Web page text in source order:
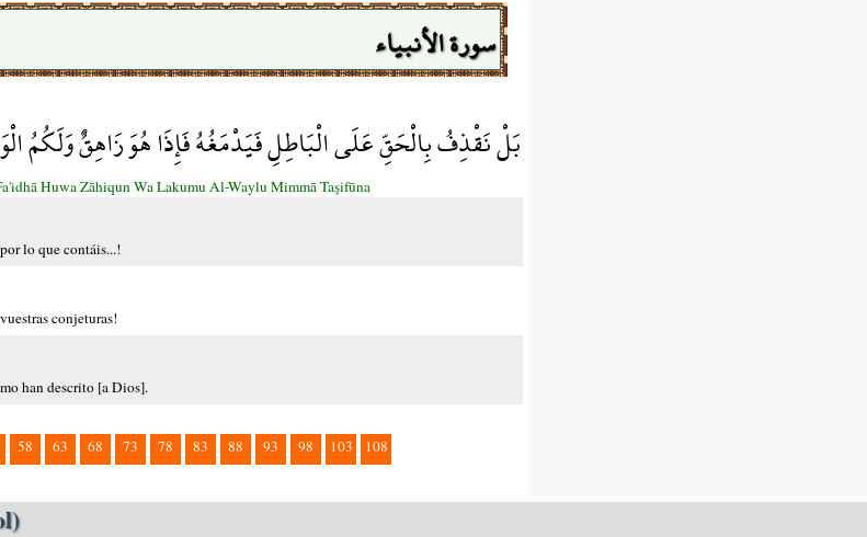
سورة الأنبياء
بَلْ نَقْذِفُ بِالْحَقِّ عَلَى الْبَاطِلِ فَيَدْمَغُهُ فَإِذَا هُوَ زَاهِقٌ وَلَكُمُ
Huwa Zāhiqun Wa Lakumu Al-Waylu Mimmā Taşifūna
lo que contáis...!
conjeturas!
han descrito [a Dios].
58 63 68 73 78 83 88 93 98 103 108